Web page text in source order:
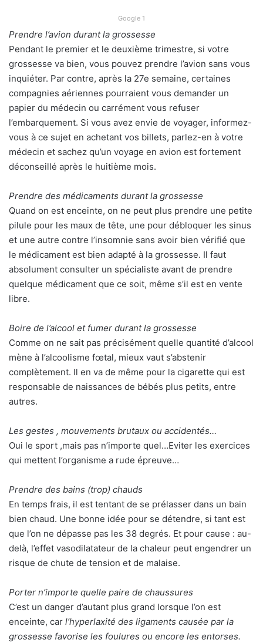
Google 1
Prendre l’avion durant la grossesse
Pendant le premier et le deuxième trimestre, si votre
grossesse va bien, vous pouvez prendre l’avion sans vous
inquiéter. Par contre, après la 27e semaine, certaines
compagnies aériennes pourraient vous demander un
papier du médecin ou carrément vous refuser
l’embarquement. Si vous avez envie de voyager, informez-
vous à ce sujet en achetant vos billets, parlez-en à votre
médecin et sachez qu’un voyage en avion est fortement
déconseillé après le huitième mois.
Prendre des médicaments durant la grossesse
Quand on est enceinte, on ne peut plus prendre une petite
pilule pour les maux de tête, une pour débloquer les sinus
et une autre contre l’insomnie sans avoir bien vérifié que
le médicament est bien adapté à la grossesse. Il faut
absolument consulter un spécialiste avant de prendre
quelque médicament que ce soit, même s’il est en vente
libre.
Boire de l’alcool et fumer durant la grossesse
Comme on ne sait pas précisément quelle quantité d’alcool
mène à l’alcoolisme fœtal, mieux vaut s’abstenir
complètement. Il en va de même pour la cigarette qui est
responsable de naissances de bébés plus petits, entre
autres.
Les gestes , mouvements brutaux ou accidentés…
Oui le sport ,mais pas n’importe quel…Eviter les exercices
qui mettent l’organisme a rude épreuve…
Prendre des bains (trop) chauds
En temps frais, il est tentant de se prélasser dans un bain
bien chaud. Une bonne idée pour se détendre, si tant est
que l’on ne dépasse pas les 38 degrés. Et pour cause : au-
delà, l’effet vasodilatateur de la chaleur peut engendrer un
risque de chute de tension et de malaise.
Porter n’importe quelle paire de chaussures
C’est un danger d’autant plus grand lorsque l’on est
enceinte, car l’hyperlaxité des ligaments causée par la
grossesse favorise les foulures ou encore les entorses.